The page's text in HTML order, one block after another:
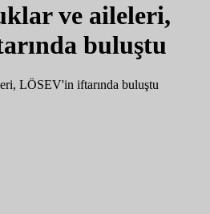
ve aileleri,
buluştu